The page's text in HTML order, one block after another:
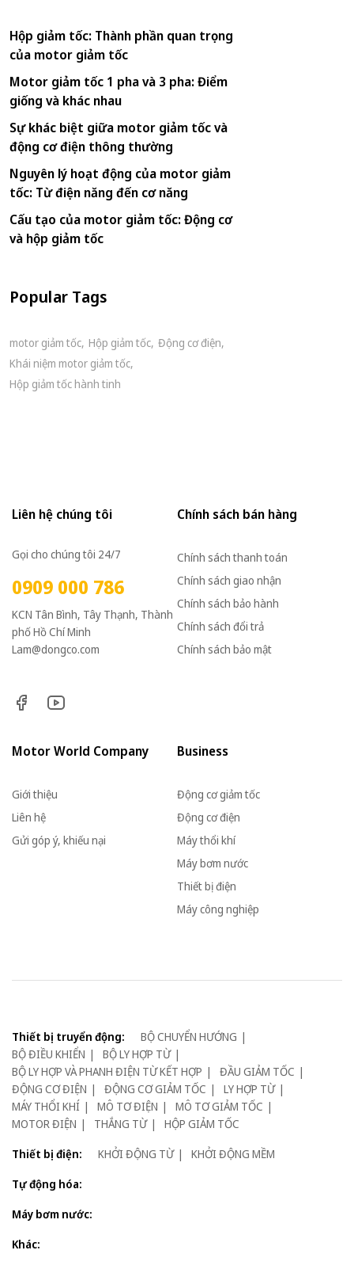
Hộp giảm tốc: Thành phần quan trọng
của motor giảm tốc
Motor giảm tốc 1 pha và 3 pha: Điểm
giống và khác nhau
Sự khác biệt giữa motor giảm tốc và
động cơ điện thông thường
Nguyên lý hoạt động của motor giảm
tốc: Từ điện năng đến cơ năng
Cấu tạo của motor giảm tốc: Động cơ
và hộp giảm tốc
Popular Tags
motor giảm tốc Hộp giảm tốc Động cơ điện
Khái niệm motor giảm tốc
Hộp giảm tốc hành tinh
Liên hệ chúng tôi
Gọi cho chúng tôi 24/7
0909 000 786
KCN Tân Bình, Tây Thạnh, Thành
phố Hồ Chí Minh
Lam@dongco.com
Chính sách bán hàng
Chính sách thanh toán
Chính sách giao nhận
Chính sách bảo hành
Chính sách đổi trả
Chính sách bảo mật
Motor World Company
Giới thiệu
Liên hệ
Gửi góp ý, khiếu nại
Business
Động cơ giảm tốc
Động cơ điện
Máy thổi khí
Máy bơm nước
Thiết bị điện
Máy công nghiệp
Thiết bị truyển động:
BỘ CHUYỂN HƯỚNG
BỘ ĐIỀU KHIỂN
BỘ LY HỢP TỪ
BỘ LY HỢP VÀ PHANH ĐIỆN TỪ KẾT HỢP
ĐẦU GIẢM TỐC
ĐỘNG CƠ ĐIỆN
ĐỘNG CƠ GIẢM TỐC
LY HỢP TỪ
MÁY THỔI KHÍ
MÔ TƠ ĐIỆN
MÔ TƠ GIẢM TỐC
MOTOR ĐIỆN
THẮNG TỪ
HỘP GIẢM TỐC
Thiết bị điện:
KHỞI ĐỘNG TỪ
KHỞI ĐỘNG MỀM
Tự động hóa:
Máy bơm nước:
Khác: